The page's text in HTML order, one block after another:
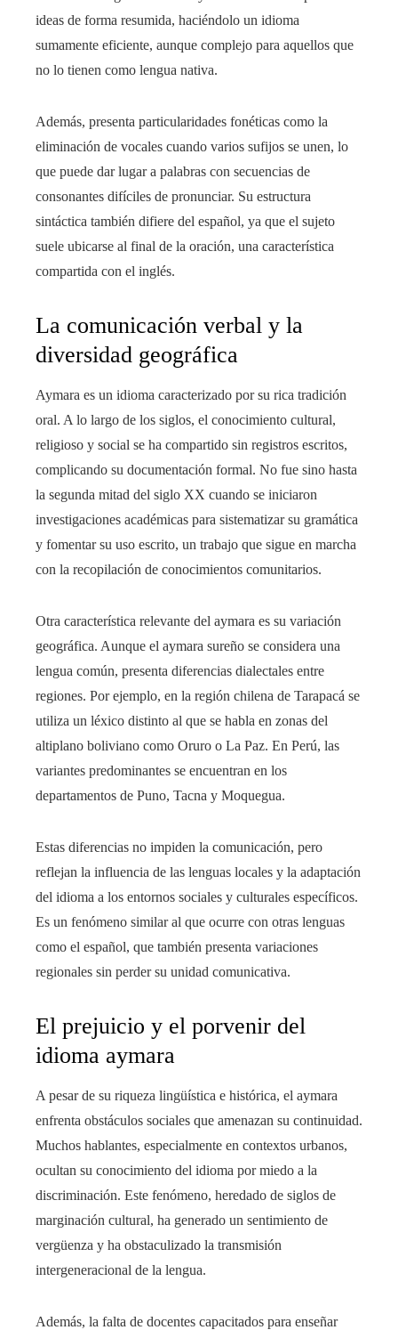
ideas de forma resumida, haciéndolo un idioma
sumamente eficiente, aunque complejo para aquellos que
no lo tienen como lengua nativa.
Además, presenta particularidades fonéticas como la
eliminación de vocales cuando varios sufijos se unen, lo
que puede dar lugar a palabras con secuencias de
consonantes difíciles de pronunciar. Su estructura
sintáctica también difiere del español, ya que el sujeto
suele ubicarse al final de la oración, una característica
compartida con el inglés.
La comunicación verbal y la
diversidad geográfica
Aymara es un idioma caracterizado por su rica tradición
oral. A lo largo de los siglos, el conocimiento cultural,
religioso y social se ha compartido sin registros escritos,
complicando su documentación formal. No fue sino hasta
la segunda mitad del siglo XX cuando se iniciaron
investigaciones académicas para sistematizar su gramática
y fomentar su uso escrito, un trabajo que sigue en marcha
con la recopilación de conocimientos comunitarios.
Otra característica relevante del aymara es su variación
geográfica. Aunque el aymara sureño se considera una
lengua común, presenta diferencias dialectales entre
regiones. Por ejemplo, en la región chilena de Tarapacá se
utiliza un léxico distinto al que se habla en zonas del
altiplano boliviano como Oruro o La Paz. En Perú, las
variantes predominantes se encuentran en los
departamentos de Puno, Tacna y Moquegua.
Estas diferencias no impiden la comunicación, pero
reflejan la influencia de las lenguas locales y la adaptación
del idioma a los entornos sociales y culturales específicos.
Es un fenómeno similar al que ocurre con otras lenguas
como el español, que también presenta variaciones
regionales sin perder su unidad comunicativa.
El prejuicio y el porvenir del
idioma aymara
A pesar de su riqueza lingüística e histórica, el aymara
enfrenta obstáculos sociales que amenazan su continuidad.
Muchos hablantes, especialmente en contextos urbanos,
ocultan su conocimiento del idioma por miedo a la
discriminación. Este fenómeno, heredado de siglos de
marginación cultural, ha generado un sentimiento de
vergüenza y ha obstaculizado la transmisión
intergeneracional de la lengua.
Además, la falta de docentes capacitados para enseñar